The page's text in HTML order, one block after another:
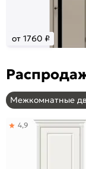
от 1760 ₽
Межкомнатные
4,9